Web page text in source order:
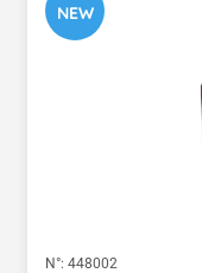
NEW
N°: 448002